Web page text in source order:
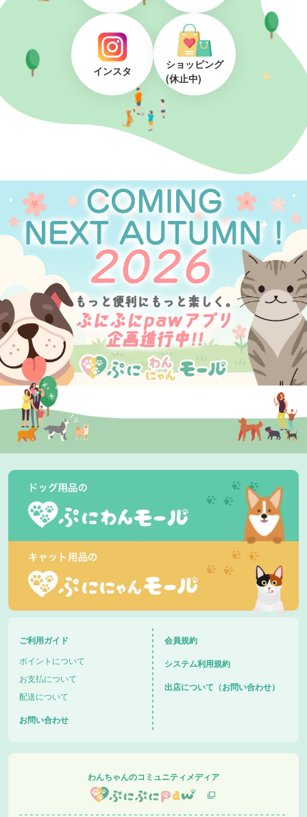
インスタ
ショッピング
(休止中)
ご利用ガイド
ポイントについて
お支払について
配送について
お問い合わせ
会員規約
システム利用規約
出店について（お問い合わせ）
わんちゃんのコミュニティメディア